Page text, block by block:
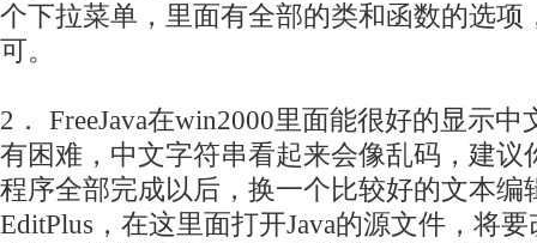
个下拉菜单，里面有全部的类和函数的选项
可。
2． FreeJava在win2000里面能很好的显示
有困难，中文字符串看起来会像乱码，建议
程序全部完成以后，换一个比较好的文本编
EditPlus，在这里面打开Java的源文件，将